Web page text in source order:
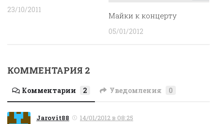
23/10/2011
Майки к концерту
05/01/2012
КОММЕНТАРИЯ 2
Комментарии 2 Уведомления 0
Jarovit88 14/01/2012 в 08:25